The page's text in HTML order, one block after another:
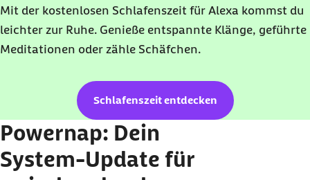
Mit der kostenlosen Schlafenszeit für Alexa kommst du
leichter zur Ruhe. Genieße entspannte Klänge, geführte
Meditationen oder zähle Schäfchen.
Schlafenszeit entdecken
Powernap: Dein
System-Update für